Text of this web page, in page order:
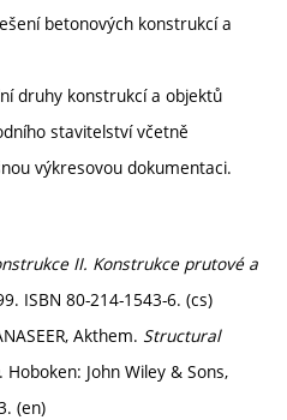
betonových konstrukcí a
druhy konstrukcí a objektů
stavitelství včetně
výkresovou dokumentaci.
II. Konstrukce prutové a
ISBN 80-214-1543-6. (cs)
Akthem. Structural
. Hoboken: John Wiley & Sons,
(en)